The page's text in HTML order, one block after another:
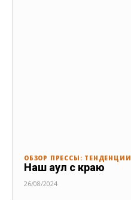
ОБЗОР ПРЕССЫ: ТЕНДЕНЦИИ
Наш аул с краю
26/08/2024